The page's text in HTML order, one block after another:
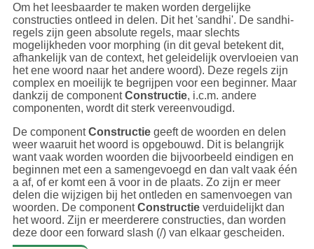
Om het leesbaarder te maken worden dergelijke
constructies ontleed in delen. Dit het 'sandhi'. De sandhi-
regels zijn geen absolute regels, maar slechts
mogelijkheden voor morphing (in dit geval betekent dit,
afhankelijk van de context, het geleidelijk overvloeien van
het ene woord naar het andere woord). Deze regels zijn
complex en moeilijk te begrijpen voor een beginner. Maar
dankzij de componentConstructie, i.c.m. andere
componenten, wordt dit sterk vereenvoudigd.
De componentConstructiegeeft de woorden en delen
weer waaruit het woord is opgebouwd. Dit is belangrijk
want vaak worden woorden die bijvoorbeeld eindigen en
beginnen met een a samengevoegd en dan valt vaak één
a af, of er komt een ā voor in de plaats. Zo zijn er meer
delen die wijzigen bij het ontleden en samenvoegen van
woorden. De componentConstructieverduidelijkt dan
het woord. Zijn er meerderere constructies, dan worden
deze door een forward slash (/) van elkaar gescheiden.